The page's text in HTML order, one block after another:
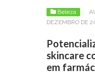
Beleza
DEZEMBRO DE
skincare
em